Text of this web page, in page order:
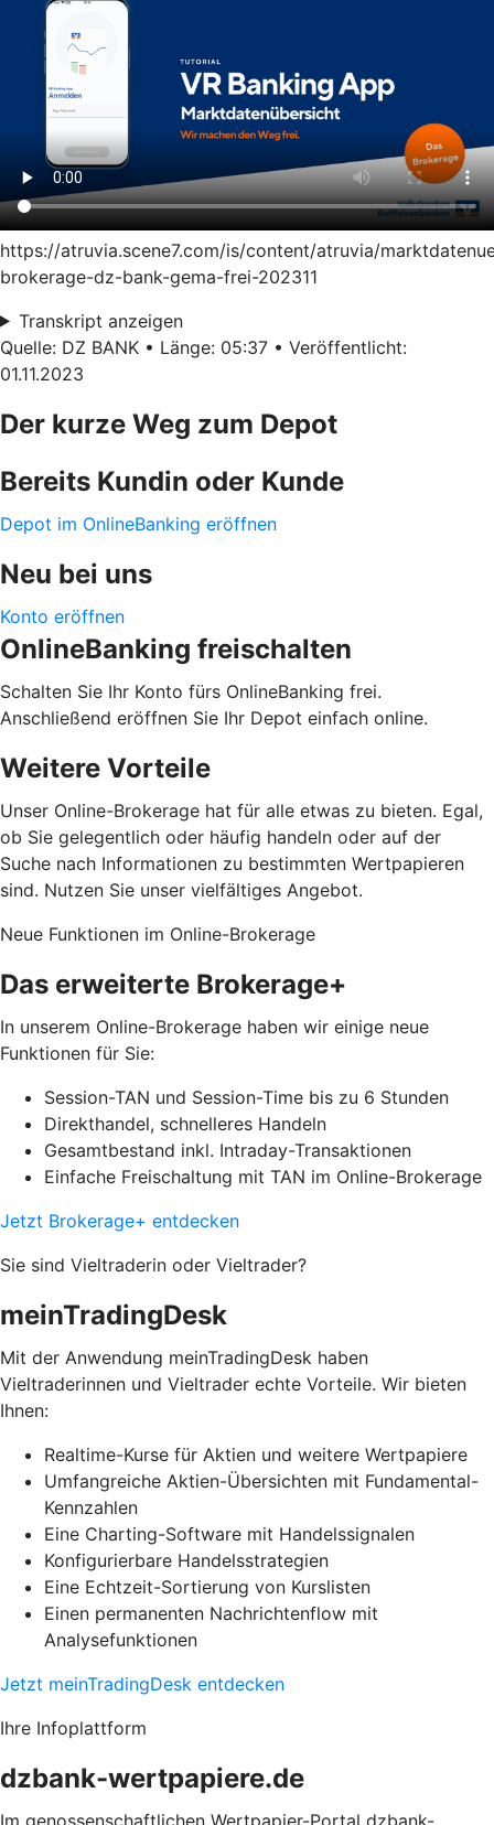
https://atruvia.scene7.com/is/content/atruvia/
brokerage-dz-bank-gema-frei-202311
Transkript anzeigen
Quelle: DZ BANK • Länge: 05:37 • Veröffentlicht:
01.11.2023
Der kurze Weg zum Depot
Bereits Kundin oder Kunde
Depot im OnlineBanking eröffnen
Neu bei uns
Konto eröffnen
OnlineBanking freischalten
Schalten Sie Ihr Konto fürs OnlineBanking frei.
Anschließend eröffnen Sie Ihr Depot einfach online.
Weitere Vorteile
Unser Online-Brokerage hat für alle etwas zu bieten. Egal,
ob Sie gelegentlich oder häufig handeln oder auf der
Suche nach Informationen zu bestimmten Wertpapieren
sind. Nutzen Sie unser vielfältiges Angebot.
Neue Funktionen im Online-Brokerage
Das erweiterte Brokerage+
In unserem Online-Brokerage haben wir einige neue
Funktionen für Sie:
Session-TAN und Session-Time bis zu 6 Stunden
Direkthandel, schnelleres Handeln
Gesamtbestand inkl. Intraday-Transaktionen
Einfache Freischaltung mit TAN im Online-Brokerage
Jetzt Brokerage+ entdecken
Sie sind Vieltraderin oder Vieltrader?
meinTradingDesk
Mit der Anwendung meinTradingDesk haben
Vieltraderinnen und Vieltrader echte Vorteile. Wir bieten
Ihnen:
Realtime-Kurse für Aktien und weitere Wertpapiere
Umfangreiche Aktien-Übersichten mit Fundamental-
Kennzahlen
Eine Charting-Software mit Handelssignalen
Konfigurierbare Handelsstrategien
Eine Echtzeit-Sortierung von Kurslisten
Einen permanenten Nachrichtenflow mit
Analysefunktionen
Jetzt meinTradingDesk entdecken
Ihre Infoplattform
dzbank-wertpapiere.de
Im genossenschaftlichen Wertpapier-Portal dzbank-